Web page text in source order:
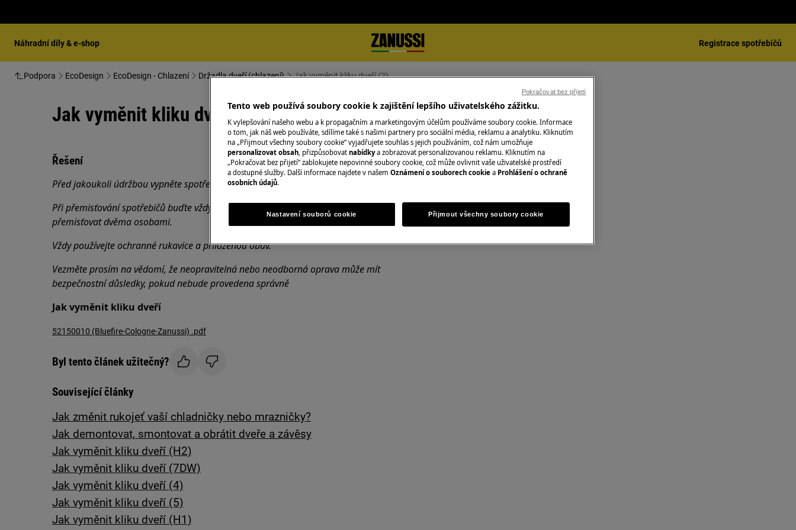
Náhradní díly & e-shop Registrace spotřebičů
Podpora EcoDesign EcoDesign - Chlazení Držadla dveří (chlazení) Jak vyměnit kliku dveří (2)
Jak vyměnit kliku dveří (2)
Řešení
Před jakoukoli údržbou vypněte spotřebič a vytáhněte zástrčku ze
Při přemisťování spotřebičů buďte vždy opatrní, u těžkých spotřebičů je nutné jej
přemisťovat dvěma osobami.
Vždy používejte ochranné rukavice a přiloženou obuv.
Vezměte prosím na vědomí, že neopravitelná nebo neodborná oprava může mít
bezpečnostní důsledky, pokud nebude provedena správně
Jak vyměnit kliku dveří
52150010 (Bluefire-Cologne-Zanussi) .pdf
Byl tento článek užitečný?
Související články
Jak změnit rukojeť vaší chladničky nebo mrazničky?
Jak demontovat, smontovat a obrátit dveře a závěsy
Jak vyměnit kliku dveří (H2)
Jak vyměnit kliku dveří (7DW)
Jak vyměnit kliku dveří (4)
Jak vyměnit kliku dveří (5)
Jak vyměnit kliku dveří (H1)
Tento web používá soubory cookie k zajištění lepšího uživatelského zážitku.
K vylepšování našeho webu a k propagačním a marketingovým účelům používáme soubory cookie. Informace
o tom, jak náš web používáte, sdílíme také s našimi partnery pro sociální média, reklamu a analytiku. Kliknutím
na „Přijmout všechny soubory cookie“ vyjadřujete souhlas s jejich používáním, což nám umožňuje
personalizovat obsah , přizpůsobovat nabídkya zobrazovat personalizovanou reklamu. Kliknutím na
„Pokračovat bez přijetí“ zablokujete nepovinné soubory cookie, což může ovlivnit vaše uživatelské prostředí
a dostupné služby. Další informace najdete v našem Oznámení o souborech cookie a Prohlášení o ochraně
osobních údajů.
Nastavení souborů cookie Přijmout všechny soubory cookie
Pokračovat bez přijetí